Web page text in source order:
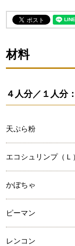
材料
４人分／１人
天ぷら粉
エコシュリンプ（Ｌ
かぼちゃ
ピーマン
レンコン